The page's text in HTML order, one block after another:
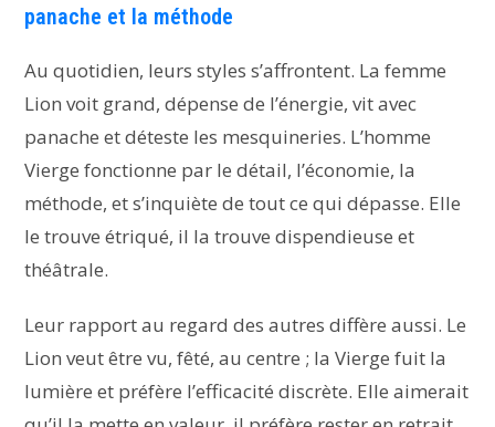
panache et la méthode
Au quotidien, leurs styles s’affrontent. La femme
Lion voit grand, dépense de l’énergie, vit avec
panache et déteste les mesquineries. L’homme
Vierge fonctionne par le détail, l’économie, la
méthode, et s’inquiète de tout ce qui dépasse. Elle
le trouve étriqué, il la trouve dispendieuse et
théâtrale.
Leur rapport au regard des autres diffère aussi. Le
Lion veut être vu, fêté, au centre ; la Vierge fuit la
lumière et préfère l’efficacité discrète. Elle aimerait